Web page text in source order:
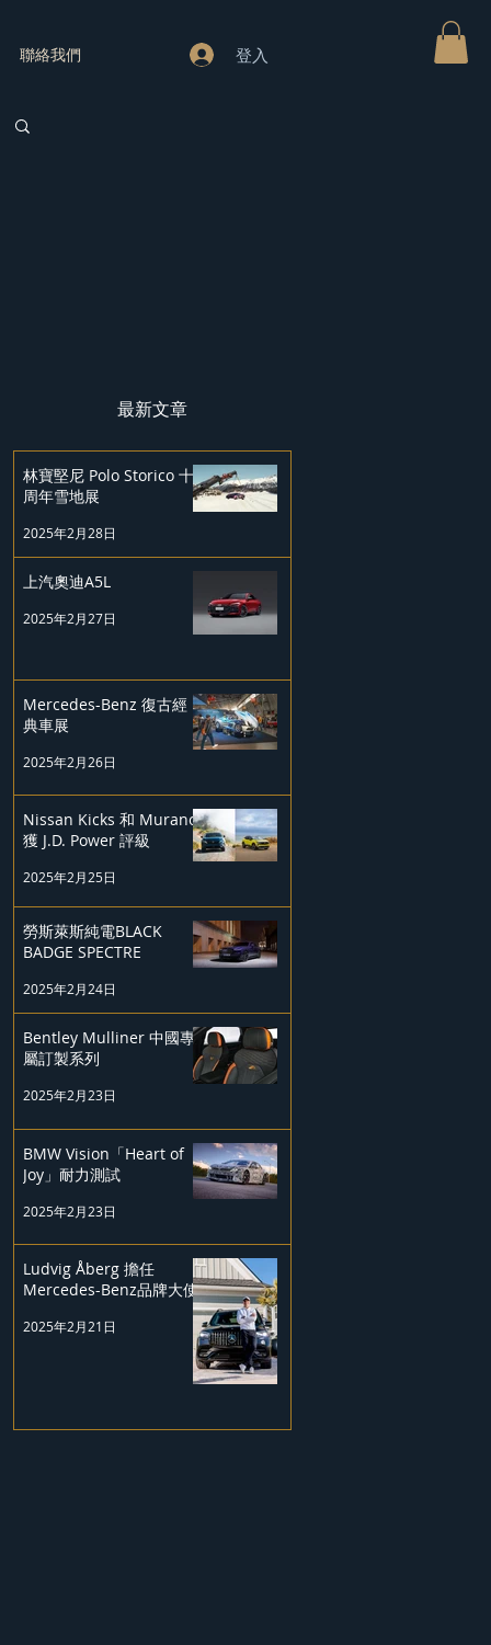
聯絡我們 登入
最新文章
林寶堅尼 Polo Storico 十
周年雪地展
2025年2月28日
上汽奧迪A5L
2025年2月27日
Mercedes-Benz 復古經
典車展
2025年2月26日
Nissan Kicks 和 Murano
獲 J.D. Power 評級
2025年2月25日
勞斯萊斯純電BLACK
BADGE SPECTRE
2025年2月24日
Bentley Mulliner 中國專
屬訂製系列
2025年2月23日
BMW Vision「Heart of
Joy」耐力測試
2025年2月23日
Ludvig Åberg 擔任
Mercedes-Benz品牌大使
2025年2月21日